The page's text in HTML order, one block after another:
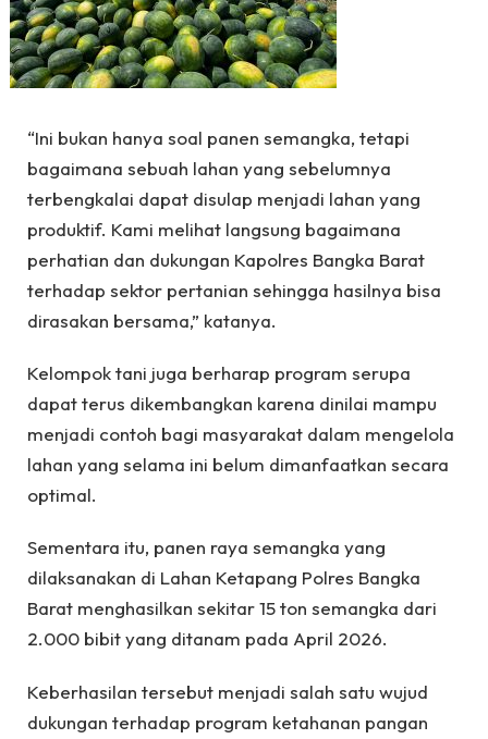
“Ini bukan hanya soal panen semangka, tetapi
bagaimana sebuah lahan yang sebelumnya
terbengkalai dapat disulap menjadi lahan yang
produktif. Kami melihat langsung bagaimana
perhatian dan dukungan Kapolres Bangka Barat
terhadap sektor pertanian sehingga hasilnya bisa
dirasakan bersama,” katanya.
Kelompok tani juga berharap program serupa
dapat terus dikembangkan karena dinilai mampu
menjadi contoh bagi masyarakat dalam mengelola
lahan yang selama ini belum dimanfaatkan secara
optimal.
Sementara itu, panen raya semangka yang
dilaksanakan di Lahan Ketapang Polres Bangka
Barat menghasilkan sekitar 15 ton semangka dari
2.000 bibit yang ditanam pada April 2026.
Keberhasilan tersebut menjadi salah satu wujud
dukungan terhadap program ketahanan pangan